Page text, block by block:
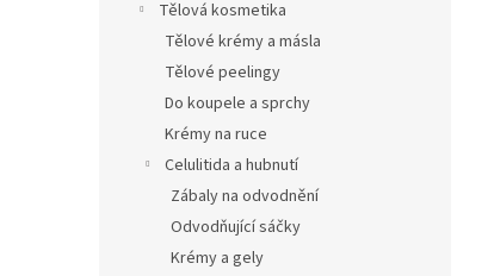
Tělová kosmetika
Tělové krémy a másla
Tělové peelingy
Do koupele a sprchy
Krémy na ruce
Celulitida a hubnutí
Zábaly na odvodnění
Odvodňující sáčky
Krémy a gely